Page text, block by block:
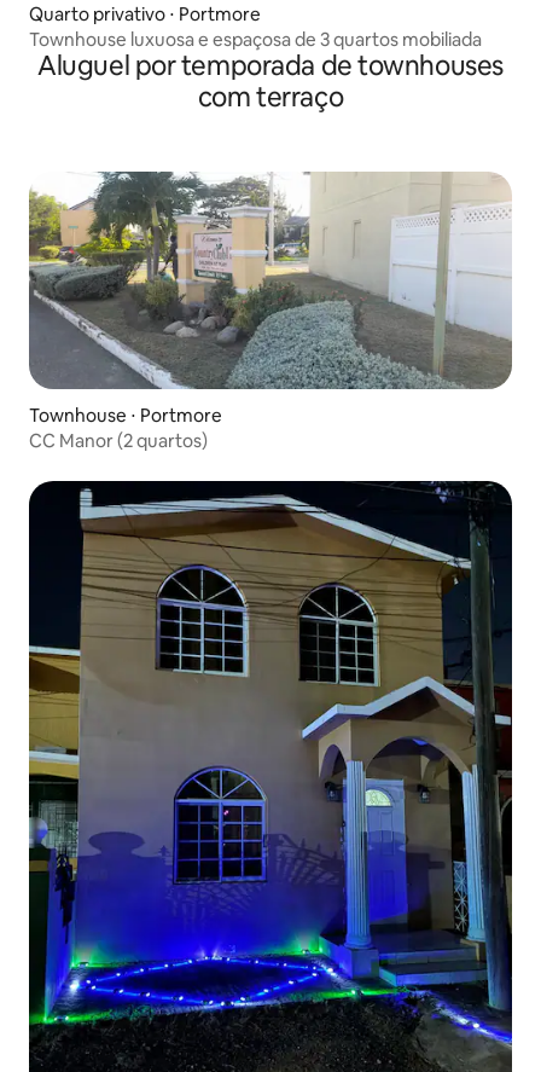
Quarto privativo ⋅ Portmore
Townhouse luxuosa e espaçosa de 3 quartos mobiliada
Aluguel por temporada de townhouses
com terraço
Townhouse ⋅ Portmore
CC Manor (2 quartos)